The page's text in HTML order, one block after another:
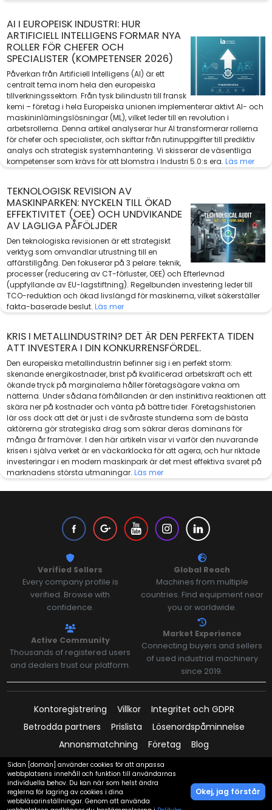
AI I EUROPEISK INDUSTRI: HUR
ARTIFICIELL INTELLIGENS FORMAR NYA
ROLLER FÖR CHEFER OCH
SPECIALISTER (KOMPETENSER 2026)
Påverkan från Artificiell Intelligens (AI) är ett
centralt tema inom hela den europeiska
tillverkningssektorn. Från tysk bilindustri till fransk
kemi – företag i hela Europeiska unionen implementerar aktivt AI- och
maskininlärningslösningar (ML), vilket leder till en revolution i
arbetsrollerna. Denna artikel analyserar hur AI transformerar rollerna
för chefer och specialister, och skiftar från rutinuppgifter till prediktiv
analys och strategisk systemhantering. Vi skisserar de väsentliga
kompetenser som krävs för att blomstra i Industri 5.0:s era. Läs mer
TEKNOLOGISK REVISION AV
MASKINPARKEN: NYCKELN TILL ÖKAD
EFFEKTIVITET (OEE) OCH UNDVIKANDE
AV LAGLIGA PÅFÖLJDER
Den teknologiska revisionen är ett strategiskt
verktyg som omvandlar utrustning till en
affärstillgång. Den fokuserar på 3 pelare: teknik,
processer (reducering av CT-förluster, OEE) och Efterlevnad
(uppfyllande av EU-lagstiftning). Regelbunden investering leder till
TCO-reduktion och ökad livslängd för maskinerna, vilket säkerställer
fakta-baserade beslut. Läs mer
KRIS I METALLINDUSTRIN? DET ÄR DEN PERFEKTA TIDEN
ATT INVESTERA I DIN KONKURRENSFÖRDEL.
Den europeiska metallindustrin befinner sig i en perfekt storm:
skenande energikostnader, brist på kvalificerad arbetskraft och ett
ökande tryck på marginalerna håller företagsägare vakna om
nätterna. Under sådana förhållanden är den instinktiva reaktionen att
skära ner på kostnader och vänta på bättre tider. Företagshistorien
lär oss dock att det är just i de svåraste stunderna som de bästa
aktörerna gör strategiska drag som säkrar deras dominans för
många år framöver. I den här artikeln visar vi varför den nuvarande
krisen i själva verket är en väckarklocka för att agera, och hur riktade
investeringar i en modern maskinpark är det mest effektiva svaret på
marknadens största utmaningar. Läs mer
Verified Sellers
Every company profile is
verified. Browse with
confidence.
Global Reach
Machines from multiple
countries. Find equipment near
you or worldwide.
Active Community
Thousands of registered users
and dealers trust our platform.
Market Experience
Connecting buyers and sellers
of used industrial machinery
since 2019.
Kontoregistrering Villkor
Integritet och GDPR
Betrodda partners
Prislista
Lösenordspåminnelse
Annonsmatchning
Företag
Blog
Founder: Marcin Białczyk
Betalningar stöds av:
Sidan [domän] använder cookies för att anpassa
webbplatsens innehåll och funktion till användarnas
individuella behov. Du kan när som helst ändra
reglerna för lagring av cookies i dina
webbläsarinställningar. Genom att använda
Okej, jag förstår